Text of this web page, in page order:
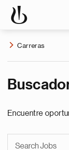
Carreras
Encuentre